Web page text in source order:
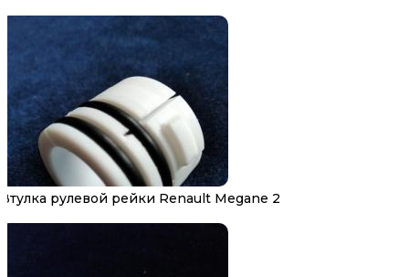
Втулка рулевой рейки Renault Megane 2